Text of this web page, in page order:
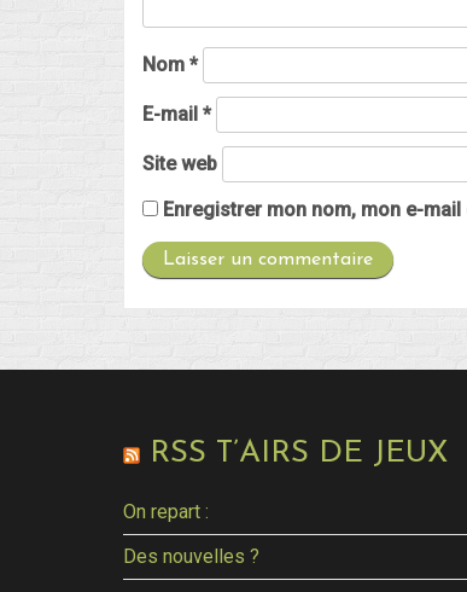
Nom *
E-mail *
Site web
Enregistrer mon nom, mon e-
RSS T’AIRS DE JEUX
On repart :
Des nouvelles ?